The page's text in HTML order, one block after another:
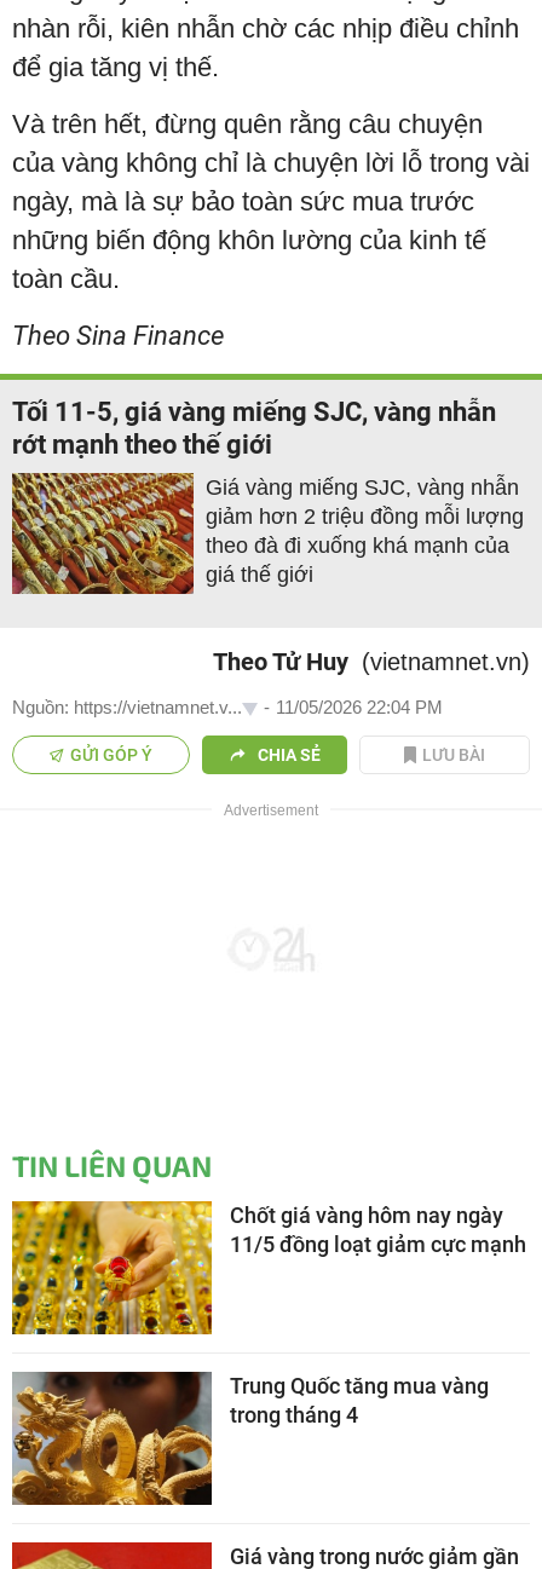
nhàn rỗi, kiên nhẫn chờ các nhịp điều chỉnh
để gia tăng vị thế.
Và trên hết, đừng quên rằng câu chuyện
của vàng không chỉ là chuyện lời lỗ trong vài
ngày, mà là sự bảo toàn sức mua trước
những biến động khôn lường của kinh tế
toàn cầu.
Theo Sina Finance
Tối 11-5, giá vàng miếng SJC, vàng nhẫn
rớt mạnh theo thế giới
Giá vàng miếng SJC, vàng nhẫn
giảm hơn 2 triệu đồng mỗi lượng
theo đà đi xuống khá mạnh của
giá thế giới
Theo Tử Huy (vietnamnet.vn)
Nguồn: https://vietnamnet.v... - 11/05/2026 22:04 PM
GỬI GÓP Ý CHIA SẺ LƯU BÀI
TIN LIÊN QUAN
Chốt giá vàng hôm nay ngày
11/5 đồng loạt giảm cực mạnh
Trung Quốc tăng mua vàng
trong tháng 4
Giá vàng trong nước giảm gần